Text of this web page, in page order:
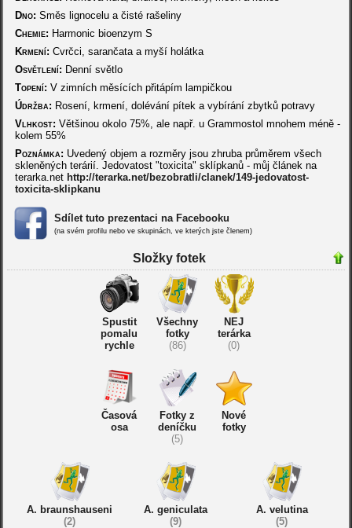
Dno: Směs lignocelu a čisté rašeliny
Chemie: Harmonic bioenzym S
Krmení: Cvrčci, sarančata a myší holátka
Osvětlení: Denní světlo
Topení: V zimních měsících přitápím lampičkou
Údržba: Rosení, krmení, dolévání pítek a vybírání zbytků potravy
Vlhkost: Většinou okolo 75%, ale např. u Grammostol mnohem méně -
kolem 55%
Poznámka: Uvedený objem a rozměry jsou zhruba průměrem všech
skleněných terárií. Jedovatost "toxicita" sklípkanů - můj článek na
terarka.net http://terarka.net/bezobratli/clanek/149-jedovatost-
toxicita-sklipkanu
Sdílet tuto prezentaci na Facebooku
(na svém profilu nebo ve skupinách, ve kterých jste členem)
Složky fotek
Spustit
pomalu
rychle
Všechny
fotky
(86)
NEJ
terárka
(0)
Časová
osa
Fotky z
deníčku
(5)
Nové
fotky
A. braunshauseni
(2)
A. geniculata
(9)
A. velutina
(5)